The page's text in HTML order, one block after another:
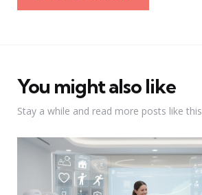
You might also like
Stay a while and read more posts like this